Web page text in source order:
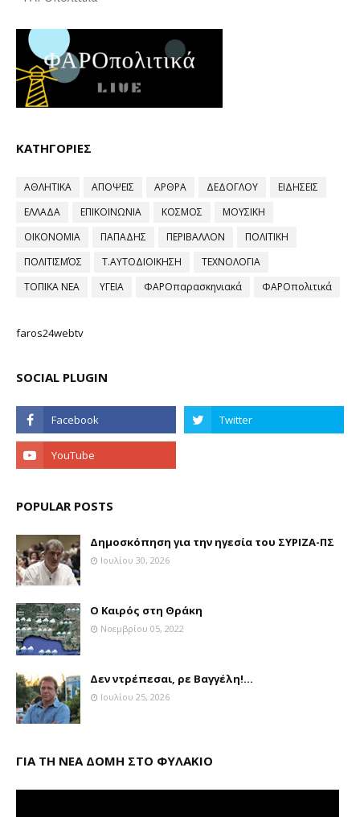
ΚΑΤΗΓΟΡΙΕΣ
ΑΘΛΗΤΙΚΑ ΑΠΟΨΕΙΣ ΑΡΘΡΑ ΔΕΔΟΓΛΟΥ
ΕΙΔΗΣΕΙΣ
ΕΛΛΑΔΑ
ΕΠΙΚΟΙΝΩΝΙΑ ΚΟΣΜΟΣ
ΜΟΥΣΙΚΗ
ΟΙΚΟΝΟΜΙΑ
ΠΑΠΑΔΗΣ ΠΕΡΙΒΑΛΛΟΝ
ΠΟΛΙΤΙΚΗ
ΠΟΛΙΤΙΣΜΌΣ
Τ.ΑΥΤΟΔΙΟΙΚΗΣΗ
ΤΕΧΝΟΛΟΓΙΑ
ΤΟΠΙΚΑ ΝΕΑ
ΥΓΕΙΑ ΦΑΡΟπαρασκηνιακά ΦΑΡΟπολιτικά
faros24webtv
SOCIAL PLUGIN
POPULAR POSTS
Δημοσκόπηση για την ηγεσία του ΣΥΡΙΖΑ-ΠΣ
Ιουλίου 30, 2026
Ο Καιρός στη Θράκη
Νοεμβρίου 05, 2022
Δεν ντρέπεσαι, ρε Βαγγέλη!...
Ιουλίου 25, 2026
ΓΙΑ ΤΗ ΝΕΑ ΔΟΜΗ ΣΤΟ ΦΥΛΑΚΙΟ